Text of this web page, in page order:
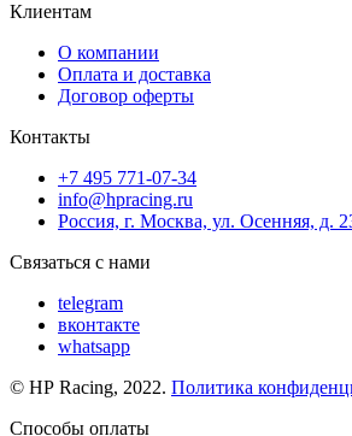
B46/
B48/
Клиентам
О компании
Оплата и доставка
Договор оферты
Контакты
+7 495 771-07-34
info@hpracing.ru
Россия, г. Москва, ул. Осенняя, д.
Связаться с нами
telegram
вконтакте
whatsapp
© HP Racing, 2022. Политика
Способы оплаты